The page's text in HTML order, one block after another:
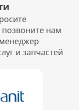
нам
и запчастей